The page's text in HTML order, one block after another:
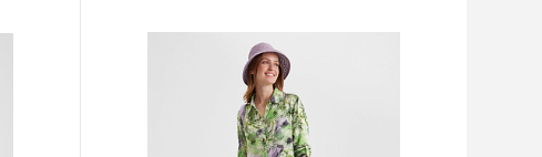
Цена по запросу
Запросить цену